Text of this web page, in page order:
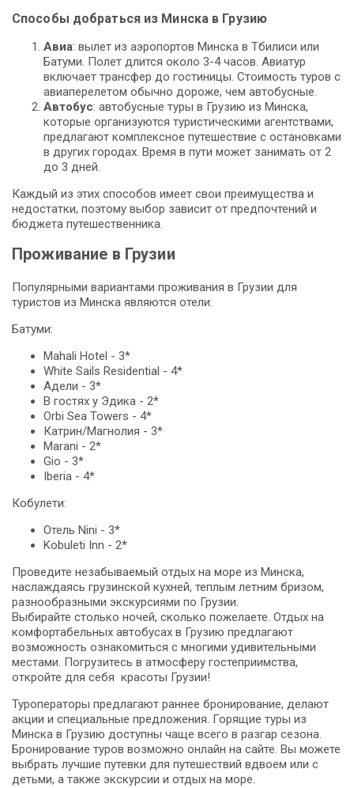
Способы добраться из Минска в Грузию
Авиа: вылет из аэропортов Минска в Тбилиси или
Батуми. Полет длится около 3-4 часов. Авиатур
включает трансфер до гостиницы. Стоимость туров с
авиаперелетом обычно дороже, чем автобусные.
Автобус: автобусные туры в Грузию из Минска,
которые организуются туристическими агентствами,
предлагают комплексное путешествие с остановками
в других городах. Время в пути может занимать от 2
до 3 дней.
Каждый из этих способов имеет свои преимущества и
недостатки, поэтому выбор зависит от предпочтений и
бюджета путешественника.
Проживание в Грузии
Популярными вариантами проживания в Грузии для
туристов из Минска являются отели:
Батуми:
Mahali Hotel - 3*
White Sails Residential - 4*
Адели - 3*
В гостях у Эдика - 2*
Orbi Sea Towers - 4*
Катрин/Магнолия - 3*
Marani - 2*
Gio - 3*
Iberia - 4*
Кобулети:
Отель Nini - 3*
Kobuleti Inn - 2*
Проведите незабываемый отдых на море из Минска,
наслаждаясь грузинской кухней, теплым летним бризом,
разнообразными экскурсиями по Грузии.
Выбирайте столько ночей, сколько пожелаете. Отдых на
комфортабельных автобусах в Грузию предлагают
возможность ознакомиться с многими удивительными
местами. Погрузитесь в атмосферу гостеприимства,
откройте для себя красоты Грузии!
Туроператоры предлагают раннее бронирование, делают
акции и специальные предложения. Горящие туры из
Минска в Грузию доступны чаще всего в разгар сезона.
Бронирование туров возможно онлайн на сайте. Вы можете
выбрать лучшие путевки для путешествий вдвоем или с
детьми, а также экскурсии и отдых на море.